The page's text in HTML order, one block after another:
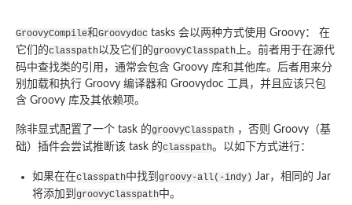
GroovyCompile和Groovydoc tasks 会以两种方式使用 Groovy： 在
它们的classpath以及它们的groovyClasspath 上。前者用于在源代
码中查找类的引用，通常会包含 Groovy 库和其他库。后者用来分
别加载和执行 Groovy 编译器和 Groovydoc 工具，并且应该只包
含 Groovy 库及其依赖项。
除非显式配置了一个 task 的groovyClasspath ，否则 Groovy（基
础）插件会尝试推断该 task 的classpath。以如下方式进行：
如果在在classpath中找到 groovy-all(-indy) Jar，相同的 Jar
将添加到 groovyClasspath中。